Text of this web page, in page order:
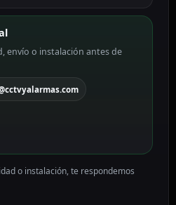
envío o instalación antes de
o instalación, te respondemos